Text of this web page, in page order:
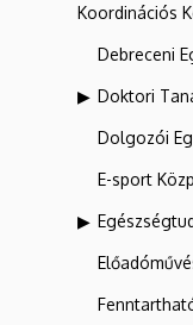
Koordinációs
Debreceni
Doktori
Dolgozói
E-sport